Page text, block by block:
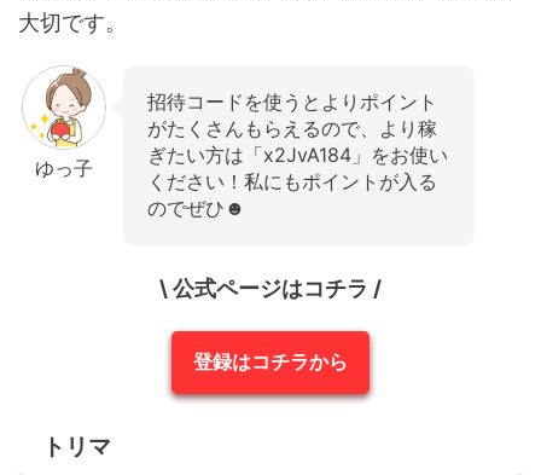
大切です。
ゆっ子
招待コードを使うとよりポイント
がたくさんもらえるので、より稼
ぎたい方は「x2JvA184」をお使い
ください！私にもポイントが入る
のでぜひ☻
\ 公式ページはコチラ /
登録はコチラから
トリマ